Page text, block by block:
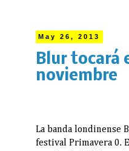
May 26, 2013
Blur tocará
noviembre
La banda londinense
festival Primavera 0.